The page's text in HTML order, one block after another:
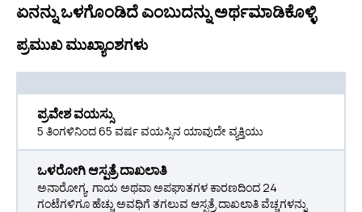
ಏನನ್ನು ಒಳಗೊಂಡಿದೆ ಎಂಬುದನ್ನು ಅರ್ಥಮಾಡಿಕೊಳ್ಳಿ
ಪ್ರಮುಖ ಮುಖ್ಯಾಂಶಗಳು
ಪ್ರವೇಶ ವಯಸ್ಸು
5 ತಿಂಗಳಿನಿಂದ 65 ವರ್ಷ ವಯಸ್ಸಿನ ಯಾವುದೇ ವ್ಯಕ್ತಿಯು
ಒಳರೋಗಿ ಆಸ್ಪತ್ರೆ ದಾಖಲಾತಿ
ಅನಾರೋಗ್ಯ, ಗಾಯ ಅಥವಾ ಅಪಘಾತಗಳ ಕಾರಣದಿಂದ 24
ಗಂಟೆಗಳಿಗೂ ಹೆಚ್ಚು ಅವಧಿಗೆ ತಗಲುವ ಆಸ್ಪತ್ರೆ ದಾಖಲಾತಿ ವೆಚ್ಚಗಳನ್ನು